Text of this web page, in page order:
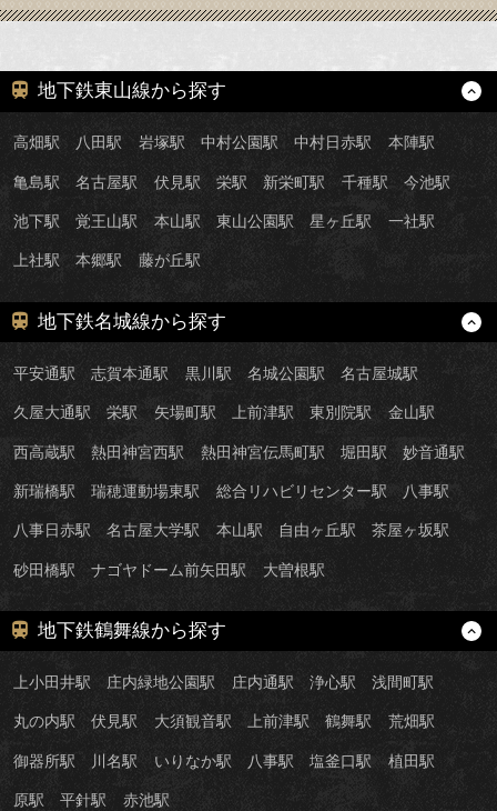
地下鉄東山線から探す
高畑駅 八田駅 岩塚駅 中村公園駅 中村日赤駅 本陣駅
亀島駅 名古屋駅 伏見駅 栄駅 新栄町駅 千種駅 今池駅
池下駅 覚王山駅 本山駅 東山公園駅 星ヶ丘駅 一社駅
上社駅 本郷駅 藤が丘駅
地下鉄名城線から探す
平安通駅 志賀本通駅 黒川駅 名城公園駅 名古屋城駅
久屋大通駅 栄駅 矢場町駅 上前津駅 東別院駅 金山駅
西高蔵駅 熱田神宮西駅 熱田神宮伝馬町駅 堀田駅 妙音通駅
新瑞橋駅 瑞穂運動場東駅 総合リハビリセンター駅 八事駅
八事日赤駅 名古屋大学駅 本山駅 自由ヶ丘駅 茶屋ヶ坂駅
砂田橋駅 ナゴヤドーム前矢田駅 大曽根駅
地下鉄鶴舞線から探す
上小田井駅 庄内緑地公園駅 庄内通駅 浄心駅 浅間町駅
丸の内駅 伏見駅 大須観音駅 上前津駅 鶴舞駅 荒畑駅
御器所駅 川名駅 いりなか駅 八事駅 塩釜口駅 植田駅
原駅 平針駅 赤池駅